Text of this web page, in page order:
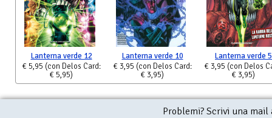
Lanterna verde 12
€ 5,95 (con Delos Card:
€ 5,95)
Lanterna verde 10
€ 3,95 (con Delos Card:
€ 3,95)
Lanterna verde 5
€ 3,95 (con Delos
€ 3,95)
Problemi? Scrivi una